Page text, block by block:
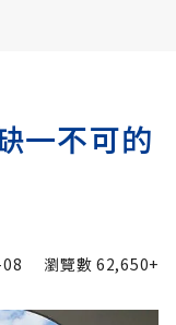
一不可的
瀏覽數62,650+